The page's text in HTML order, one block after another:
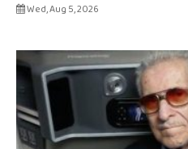
Wed, Aug 5, 2026